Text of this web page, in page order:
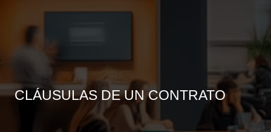
CLÁUSULAS DE UN CONTRATO